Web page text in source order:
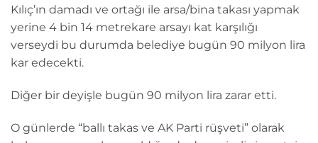
Kılıç’ın damadı ve ortağı ile arsa/bina takası yapmak
yerine 4 bin 14 metrekare arsayı kat karşılığı
verseydi bu durumda belediye bugün 90 milyon lira
kar edecekti.
Diğer bir deyişle bugün 90 milyon lira zarar etti.
O günlerde “ballı takas ve AK Parti rüşveti” olarak